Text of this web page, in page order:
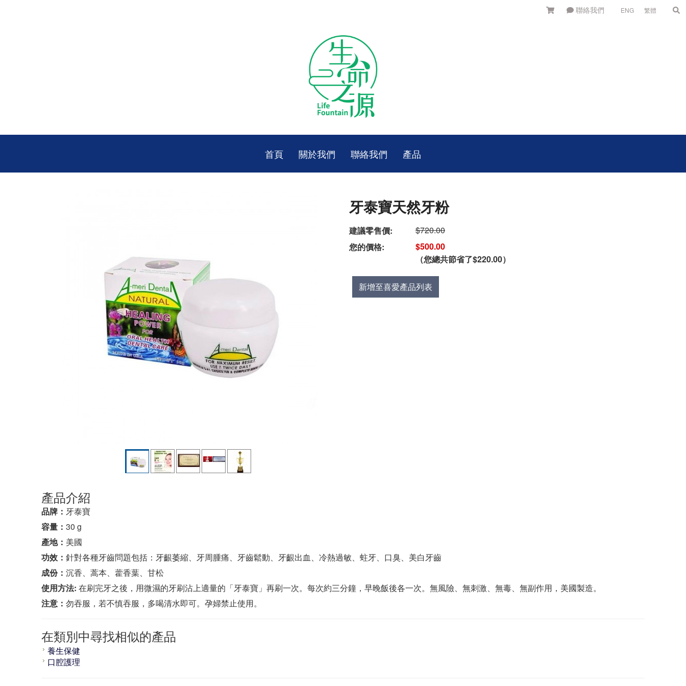
聯絡我們 ENG 繁體
首頁 關於我們 聯絡我們 產品
牙泰寶天然牙粉
建議零售價:
$720.00
您的價格:
$500.00
（您總共節省了$220.00）
新增至喜愛產品列表
產品介紹
品牌： 牙泰寶
容量： 30 g
產地： 美國
功效： 針對各種牙齒問題包括：牙齦萎縮、牙周腫痛、牙齒鬆動、牙齦出血、冷熱過敏、蛀牙、口臭、美白牙齒
成份： 沉香、蒿本、藿香葉、甘松
使用方法: 在刷完牙之後，用微濕的牙刷沾上適量的「牙泰寶」再刷一次。每次約三分鐘，早晚飯後各一次。無風險、無刺激、無毒、無副作用，美國製造。
注意： 勿吞服，若不慎吞服，多喝清水即可。孕婦禁止使用。
在類別中尋找相似的產品
養生保健
口腔護理